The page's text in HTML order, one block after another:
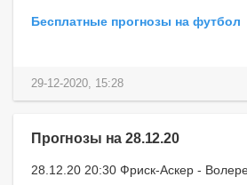
Бесплатные прогнозы на футбол
29-12-2020, 15:28
Прогнозы на 28.12.20
28.12.20 20:30 Фриск-Аскер -